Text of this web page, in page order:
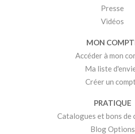
Presse
Vidéos
MON
Accéder à mon
Ma liste
Créer un
PRATIQUE
Catalogues et bons de
Blog Options